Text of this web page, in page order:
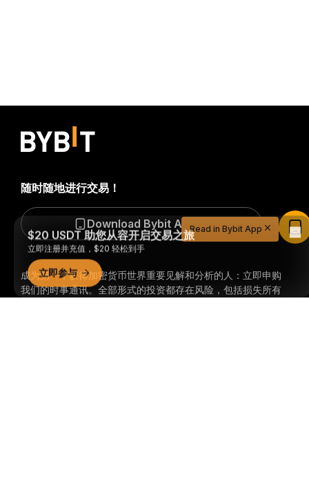
成为第一个获得加密货币世界重要见解和分析的人：立即申购
我们的时事通讯。 全部形式的投资都存在风险，包括损失所有
随时随地进行交易！
Download Bybit App
$20 USDT 助您从容开启交易之旅
立即注册并充值，$20 轻松到手
立即参与
Read in Bybit App